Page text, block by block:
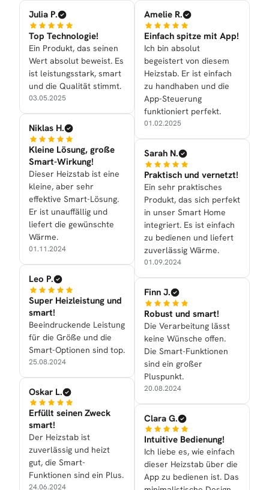
Julia P.
Top Technologie!
Ein Produkt, das seinen
Wert absolut beweist. Es
ist leistungsstark, smart
und die Qualität stimmt.
03.05.2025
Niklas H.
Kleine Lösung, große
Smart-Wirkung!
Dieser Heizstab ist eine
kleine, aber sehr
effektive Smart-Lösung.
Er ist unauffällig und
liefert die gewünschte
Wärme.
01.11.2024
Leo P.
Super Heizleistung und
smart!
Beeindruckende Leistung
für die Größe und die
Smart-Optionen sind top.
25.08.2024
Oskar L.
Erfüllt seinen Zweck
smart!
Der Heizstab ist
zuverlässig und heizt
gut, die Smart-
Funktionen sind ein Plus.
24.06.2024
Amelie R.
Einfach spitze mit App!
Ich bin absolut
begeistert von diesem
Heizstab. Er ist einfach
zu handhaben und die
App-Steuerung
funktioniert perfekt.
01.02.2025
Sarah N.
Praktisch und vernetzt!
Ein sehr praktisches
Produkt, das sich perfekt
in unser Smart Home
integriert. Es ist einfach
zu bedienen und liefert
zuverlässig Wärme.
01.09.2024
Finn J.
Robust und smart!
Die Verarbeitung lässt
keine Wünsche offen.
Die Smart-Funktionen
sind ein großer
Pluspunkt.
20.08.2024
Clara G.
Intuitive Bedienung!
Ich liebe es, wie einfach
dieser Heizstab über die
App zu bedienen ist. Das